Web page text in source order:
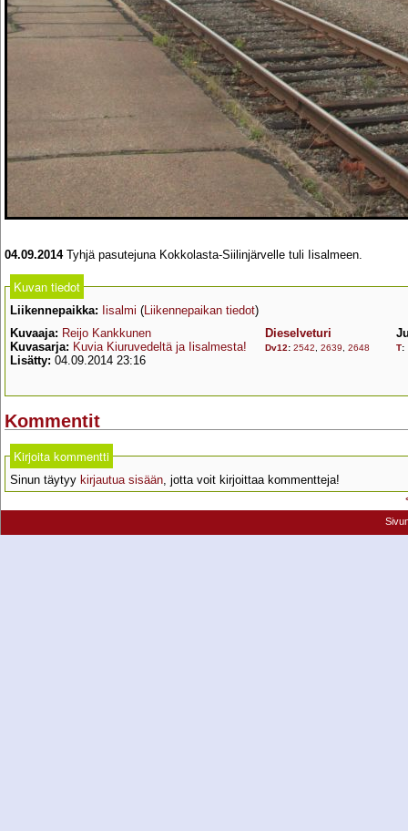
04.09.2014Tyhjä pasutejuna Kokkolasta-Siilinjärvelle tuli Iisalmeen.
Kuvan tiedot
Liikennepaikka: Iisalmi (Liikennepaikan tiedot)
Kuvaaja: Reijo Kankkunen
Kuvasarja: Kuvia Kiuruvedeltä ja Iisalmesta!
Lisätty: 04.09.2014 23:16
Dieselveturi
Dv12: 2542 2639 2648 T:
Kommentit
Kirjoita kommentti
Sinun täytyy kirjautua sisään, jotta voit kirjoittaa kommentteja!